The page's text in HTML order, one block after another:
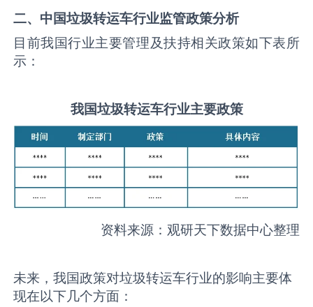
二、中国垃圾转运车行业监管政策分析
目前我国行业主要管理及扶持相关政策如下表所
示：
我国垃圾转运车行业主要政策
资料来源：观研天下数据中心整理
未来，我国政策对垃圾转运车行业的影响主要体
现在以下几个方面：